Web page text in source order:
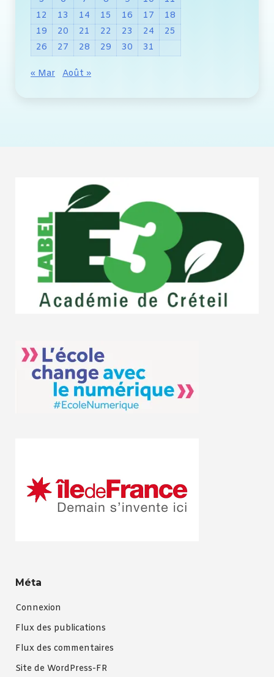
12
13 14 15 16 17
18
19
20 21 22 23 24
25
26
27 28 29 30 31
« Mar Août »
Méta
Connexion
Flux des publications
Flux des commentaires
Site de WordPress-FR